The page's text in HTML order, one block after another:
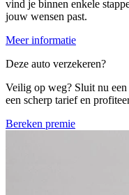
vind je binnen enkele
jouw wensen past.
Meer informatie
Deze auto verzekeren?
Veilig op weg? Sluit nu
een scherp tarief en
Bereken premie